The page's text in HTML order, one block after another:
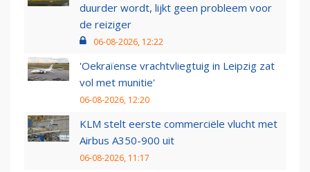
duurder wordt, lijkt geen probleem voor
de reiziger
06-08-2026, 12:22
'Oekraïense vrachtvliegtuig in Leipzig zat
vol met munitie'
06-08-2026, 12:20
KLM stelt eerste commerciële vlucht met
Airbus A350-900 uit
06-08-2026, 11:17